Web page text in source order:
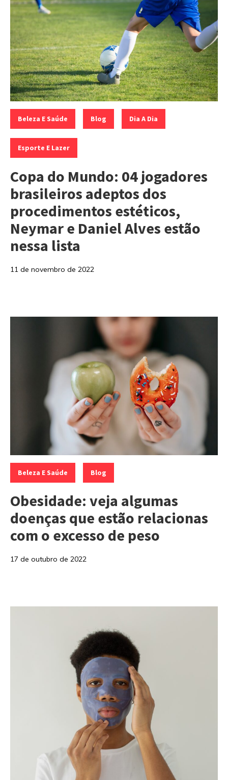
Categorias:
Beleza E Saúde Blog Dia A Dia
Esporte E Lazer
Copa do Mundo: 04 jogadores
brasileiros adeptos dos
procedimentos estéticos,
Neymar e Daniel Alves estão
nessa lista
11 de novembro de 2022
Categorias:
Beleza E Saúde Blog
Obesidade: veja algumas
doenças que estão relacionas
com o excesso de peso
17 de outubro de 2022